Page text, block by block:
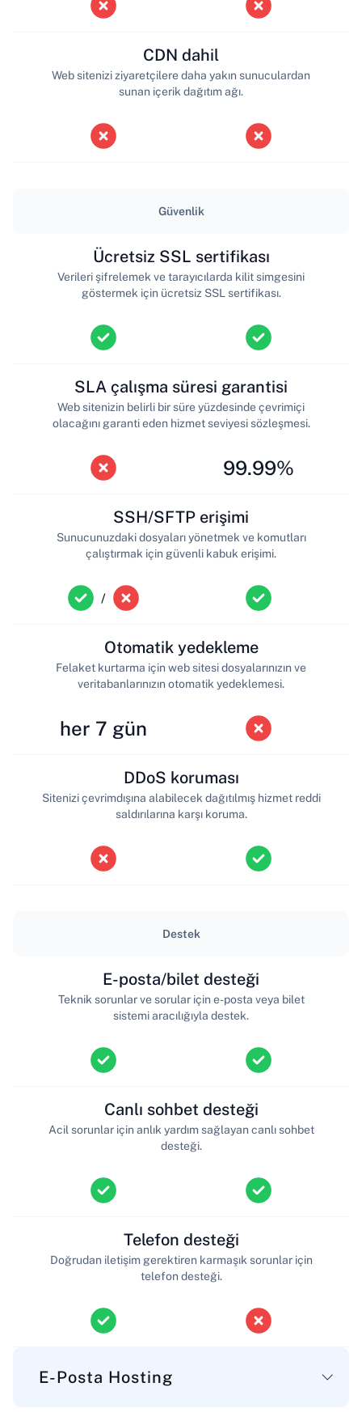
CDN dahil
Web sitenizi ziyaretçilere daha yakın sunuculardan
sunan içerik dağıtım ağı.
Güvenlik
Ücretsiz SSL sertifikası
Verileri şifrelemek ve tarayıcılarda kilit simgesini
göstermek için ücretsiz SSL sertifikası.
SLA çalışma süresi garantisi
Web sitenizin belirli bir süre yüzdesinde çevrimiçi
olacağını garanti eden hizmet seviyesi sözleşmesi.
99.99%
/
SSH/SFTP erişimi
Sunucunuzdaki dosyaları yönetmek ve komutları
çalıştırmak için güvenli kabuk erişimi.
her 7 gün
Otomatik yedekleme
Felaket kurtarma için web sitesi dosyalarınızın ve
veritabanlarınızın otomatik yedeklemesi.
DDoS koruması
Sitenizi çevrimdışına alabilecek dağıtılmış hizmet reddi
saldırılarına karşı koruma.
Destek
E-posta/bilet desteği
Teknik sorunlar ve sorular için e-posta veya bilet
sistemi aracılığıyla destek.
Canlı sohbet desteği
Acil sorunlar için anlık yardım sağlayan canlı sohbet
desteği.
Telefon desteği
Doğrudan iletişim gerektiren karmaşık sorunlar için
telefon desteği.
E-Posta Hosting